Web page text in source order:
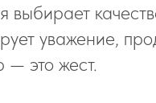
выбирает
уважение,
— это жест.